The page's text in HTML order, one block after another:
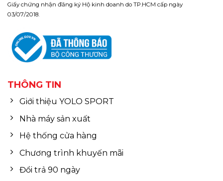
Giấy chứng nhận đăng ký Hộ kinh doanh do TP.HCM cấp ngày
03/07/2018.
THÔNG TIN
Giới thiệu YOLO SPORT
Nhà máy sản xuất
Hệ thống cửa hàng
Chương trình khuyến mãi
Đổi trả 90 ngày